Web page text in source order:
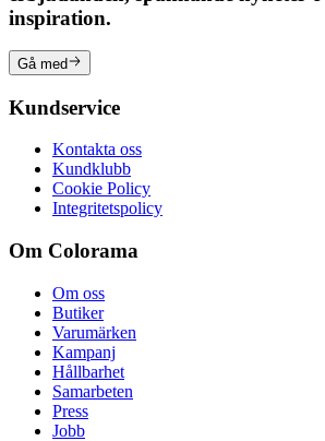
inspiration.
Gå med
Kundservice
Kontakta oss
Kundklubb
Cookie Policy
Integritetspolicy
Om Colorama
Om oss
Butiker
Varumärken
Kampanj
Hållbarhet
Samarbeten
Press
Jobb